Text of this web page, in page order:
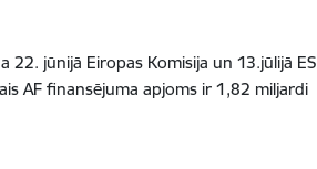
22. jūnijā Eiropas Komisija un 13.jūlijā ES
AF finansējuma apjoms ir 1,82 miljardi